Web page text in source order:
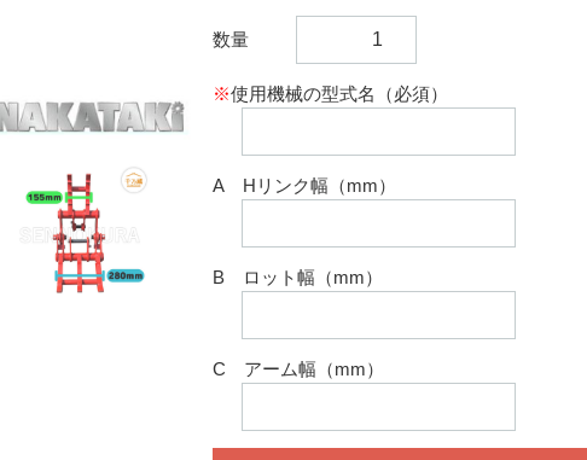
数量
※使用機械の型式名（必須）
A Hリンク幅（mm）
B ロット幅（mm）
C アーム幅（mm）